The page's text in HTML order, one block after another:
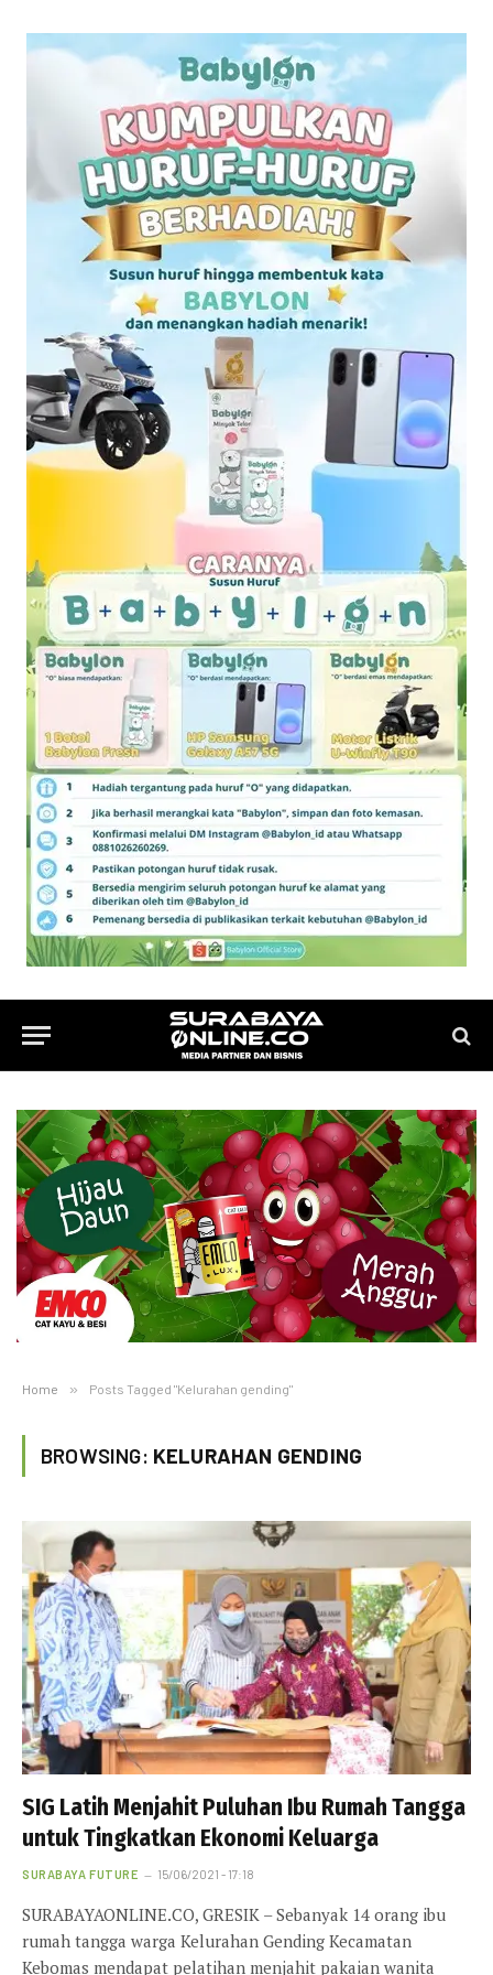
Home » Posts Tagged "Kelurahan gending"
BROWSING: KELURAHAN GENDING
SIG Latih Menjahit Puluhan Ibu Rumah Tangga
untuk Tingkatkan Ekonomi Keluarga
SURABAYA FUTURE 15/06/2021 - 17:18
SURABAYAONLINE.CO, GRESIK – Sebanyak 14 orang ibu
rumah tangga warga Kelurahan Gending Kecamatan
Kebomas mendapat pelatihan menjahit pakaian wanita